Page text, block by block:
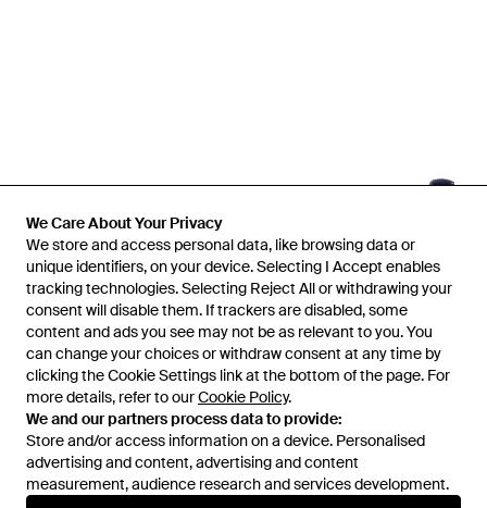
We Care About Your Privacy
We store and access personal data, like browsing data or
unique identifiers, on your device. Selecting I Accept enables
tracking technologies. Selecting Reject All or withdrawing your
consent will disable them. If trackers are disabled, some
content and ads you see may not be as relevant to you. You
can change your choices or withdraw consent at any time by
clicking the Cookie Settings link at the bottom of the page. For
more details, refer to ourCookie Policy.
We and our partners process data to provide:
Store and/or access information on a device. Personalised
advertising and content, advertising and content
measurement, audience research and services development.
Prima disponibile presso:Julian Fashion